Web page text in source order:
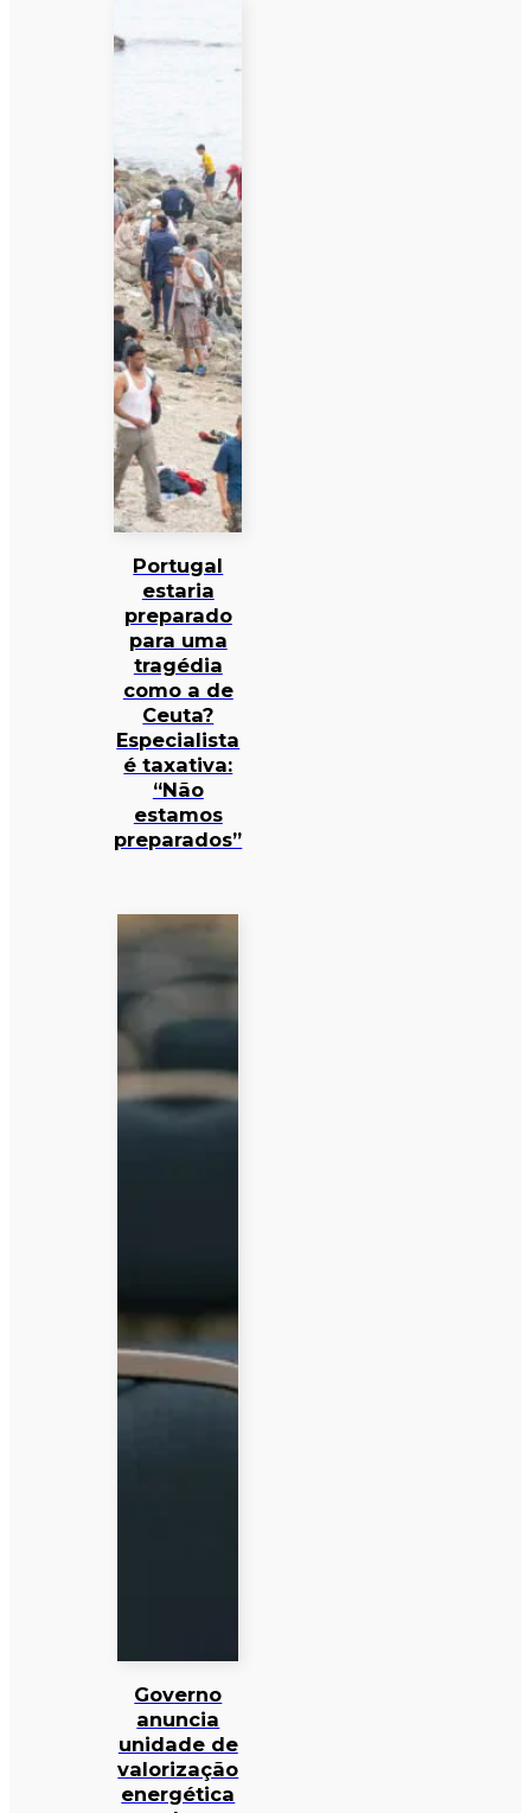
Portugal
estaria
preparado
para uma
tragédia
como a de
Ceuta?
Especialista
é taxativa:
“Não
estamos
preparados”
Governo
anuncia
unidade de
valorização
energética